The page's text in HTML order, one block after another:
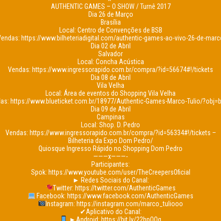
AUTHENTIC GAMES – O SHOW / Turnê 2017
Dia 26 de Março
Brasília
Local: Centro de Convenções de BSB
https://www.bilheteriadigital.com/authentic-games-ao-vivo-26-de-
Dia 02 de Abril
Salvador
Local: Concha Acústica
Vendas: https://www.ingressorapido.com.br/compra/?id=56674#!/tickets
Dia 08 de Abril
Vila Velha
Local: Área de eventos do Shopping Vila Velha
https://www.blueticket.com.br/18977/Authentic-Games-Marco-Tulio/
Dia 09 de Abril
Campinas
Local: Shop. D. Pedro
Vendas: https://www.ingressorapido.com.br/compra/?id=56334#!/tickets –
Bilheteria da Expo Dom Pedro/
Quiosque Ingresso Rápido no Shopping Dom Pedro
———x———-
Participantes:
Spok: https://www.youtube.com/user/TheCreepersOficial
► Redes Sociais do Canal:
Twitter: https://twitter.com/AuthenticGames
Facebook: https://www.facebook.com/AuthenticGames
Instagram: https://instagram.com/marco_tuliooo
✔Aplicativo do Canal: